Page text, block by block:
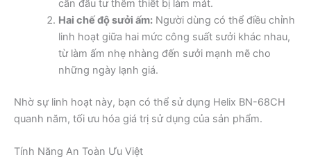
cần đầu tư thêm thiết bị làm mát.
Hai chế độ sưởi ấm:Người dùng có thể điều chỉnh
linh hoạt giữa hai mức công suất sưởi khác nhau,
từ làm ấm nhẹ nhàng đến sưởi mạnh mẽ cho
những ngày lạnh giá.
Nhờ sự linh hoạt này, bạn có thể sử dụng Helix BN-68CH
quanh năm, tối ưu hóa giá trị sử dụng của sản phẩm.
Tính Năng An Toàn Ưu Việt